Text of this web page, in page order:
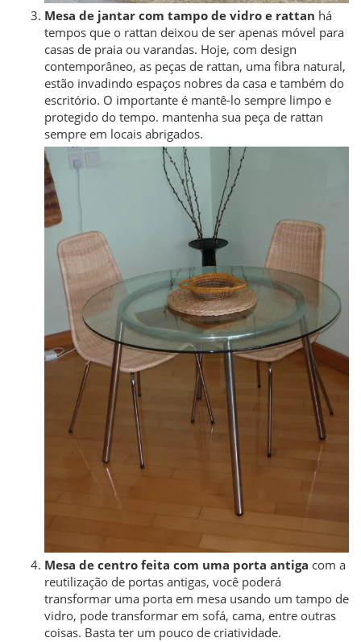
Mesa de jantar com tampo de vidro e rattan há
tempos que o rattan deixou de ser apenas móvel para
casas de praia ou varandas. Hoje, com design
contemporâneo, as peças de rattan, uma fibra natural,
estão invadindo espaços nobres da casa e também do
escritório. O importante é mantê-lo sempre limpo e
protegido do tempo. mantenha sua peça de rattan
sempre em locais abrigados.
Mesa de centro feita com uma porta antiga com a
reutilização de portas antigas, você poderá
transformar uma porta em mesa usando um tampo de
vidro, pode transformar em sofá, cama, entre outras
coisas. Basta ter um pouco de criatividade.